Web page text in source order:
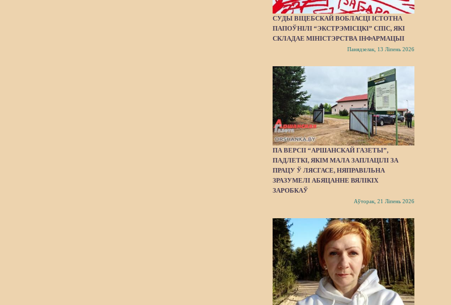
СУДЫ ВІЦЕБСКАЙ ВОБЛАСЦІ ІСТОТНА
ПАПОЎНІЛІ “ЭКСТРЭМІСЦКІ” СПІС, ЯКІ
СКЛАДАЕ МІНІСТЭРСТВА ІНФАРМАЦЫІ
Панядзелак, 13 Ліпень 2026
ПА ВЕРСІІ “АРШАНСКАЙ ГАЗЕТЫ”,
ПАДЛЕТКІ, ЯКІМ МАЛА ЗАПЛАЦІЛІ ЗА
ПРАЦУ Ў ЛЯСГАСЕ, НЯПРАВІЛЬНА
ЗРАЗУМЕЛІ АБЯЦАННЕ ВЯЛІКІХ
ЗАРОБКАЎ
Аўторак, 21 Ліпень 2026